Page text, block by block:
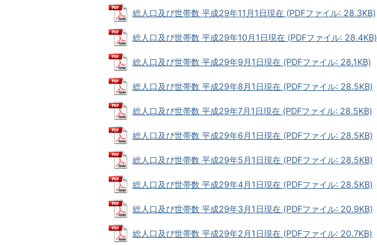
総人口及び世帯数 平成29年11月1日現在 (PDFファイル: 28.3KB)
総人口及び世帯数 平成29年10月1日現在 (PDFファイル: 28.4KB)
総人口及び世帯数 平成29年9月1日現在 (PDFファイル: 28.1KB)
総人口及び世帯数 平成29年8月1日現在 (PDFファイル: 28.5KB)
総人口及び世帯数 平成29年7月1日現在 (PDFファイル: 28.5KB)
総人口及び世帯数 平成29年6月1日現在 (PDFファイル: 28.5KB)
総人口及び世帯数 平成29年5月1日現在 (PDFファイル: 28.5KB)
総人口及び世帯数 平成29年4月1日現在 (PDFファイル: 28.5KB)
総人口及び世帯数 平成29年3月1日現在 (PDFファイル: 20.9KB)
総人口及び世帯数 平成29年2月1日現在 (PDFファイル: 20.7KB)